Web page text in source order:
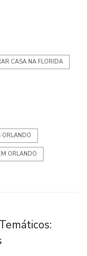
CASA NA FLORIDA
ORLANDO
ORLANDO